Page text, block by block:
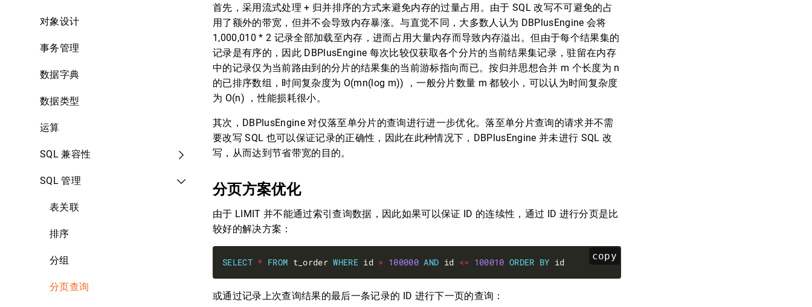
对象设计
事务管理
数据字典
数据类型
运算
SQL 兼容性
SQL 管理
表关联
排序
分组
分页查询
首先，采用流式处理 + 归并排序的方式来避免内存的过量占用。由于 SQL 改写不可避免的占
用了额外的带宽，但并不会导致内存暴涨。与直觉不同，大多数人认为 DBPlusEngine 会将
1,000,010 * 2 记录全部加载至内存，进而占用大量内存而导致内存溢出。但由于每个结果集的
记录是有序的，因此 DBPlusEngine 每次比较仅获取各个分片的当前结果集记录，驻留在内存
中的记录仅为当前路由到的分片的结果集的当前游标指向而已。按归并思想合并 m 个长度为 n
的已排序数组，时间复杂度为 O(mn(log m)) ，一般分片数量 m 都较小，可以认为时间复杂度
为 O(n) ，性能损耗很小。
其次，DBPlusEngine 对仅落至单分片的查询进行进一步优化。落至单分片查询的请求并不需
要改写 SQL 也可以保证记录的正确性，因此在此种情况下，DBPlusEngine 并未进行 SQL 改
写，从而达到节省带宽的目的。
分页方案优化
由于 LIMIT 并不能通过索引查询数据，因此如果可以保证 ID 的连续性，通过 ID 进行分页是比
较好的解决方案：
copy
SELECT * FROM t_order WHERE id > 100000 AND id <= 100010 ORDER BY
或通过记录上次查询结果的最后一条记录的 ID 进行下一页的查询：